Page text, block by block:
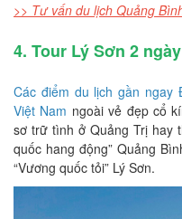
>> Tư vấn du lịch Quảng
4. Tour Lý Sơn 2
Các điểm du lịch gần
Việt Nam ngoài vẻ đẹp cổ
sơ trữ tình ở Quảng Trị hay
quốc hang động” Quảng
“Vương quốc tỏi” Lý Sơn.